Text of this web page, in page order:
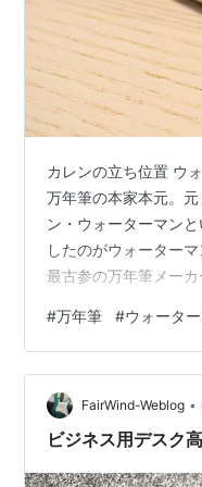
カレンの立ち位置 ウ
万年筆の本家本元。
ン・ウォーターマン
したのがウォーター
最古参の万年筆メー
元々はウォーターマン
のです。 つまり航空
ーマン社【1883年設
たいなもの。ウォータ
【1888年設立】なん
#万年筆 #ウォータ
FairWind-Weblog •
ビジネス用デスク